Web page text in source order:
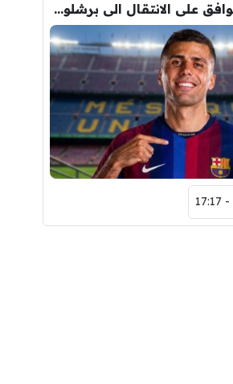
عاجل : رودري يوافق على الانتقال الى برشلونة.. 3 أسباب وراء قراره